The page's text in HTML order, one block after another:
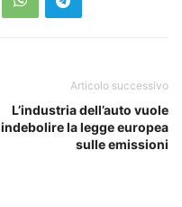
Articolo successivo
L’industria dell’auto vuole
indebolire la legge europea
sulle emissioni